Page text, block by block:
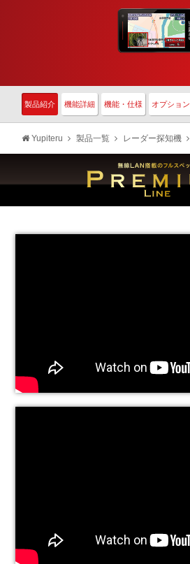
製品紹介 機能詳細 機能・仕様 オプション
Yupiteru 製品一覧 レーダー探知機